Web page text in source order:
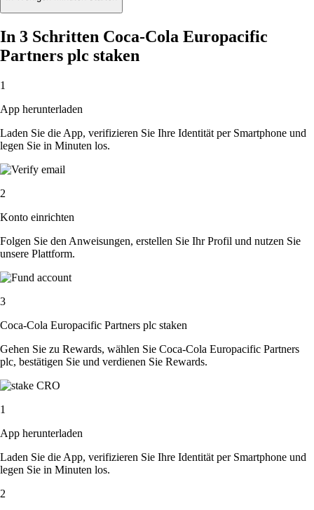
In 3 Schritten Coca-Cola Europacific
Partners plc staken
1
App herunterladen
Laden Sie die App, verifizieren Sie Ihre Identität per Smartphone und
legen Sie in Minuten los.
2
Konto einrichten
Folgen Sie den Anweisungen, erstellen Sie Ihr Profil und nutzen Sie
unsere Plattform.
3
Coca-Cola Europacific Partners plc staken
Gehen Sie zu Rewards, wählen Sie Coca-Cola Europacific Partners
plc, bestätigen Sie und verdienen Sie Rewards.
1
App herunterladen
Laden Sie die App, verifizieren Sie Ihre Identität per Smartphone und
legen Sie in Minuten los.
2